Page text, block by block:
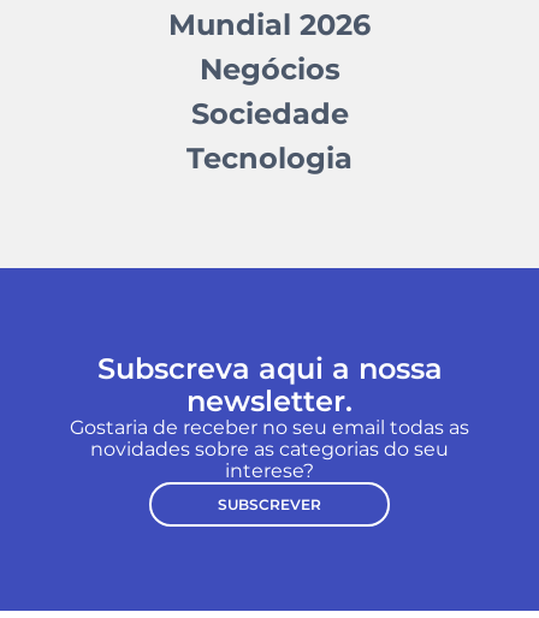
Mundial 2026
Negócios
Sociedade
Tecnologia
Subscreva aqui a nossa
newsletter.
Gostaria de receber no seu email todas as
novidades sobre as categorias do seu
interese?
SUBSCREVER